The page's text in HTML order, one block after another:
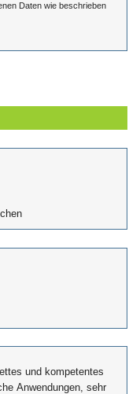
Daten wie beschrieben
und kompetentes
Anwendungen, sehr